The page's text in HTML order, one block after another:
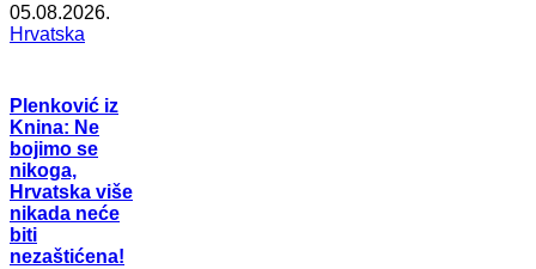
05.08.2026.
Hrvatska
Plenković iz
Knina: Ne
bojimo se
nikoga,
Hrvatska više
nikada neće
biti
nezaštićena!